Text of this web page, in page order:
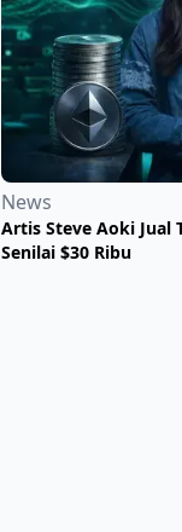
News
Artis Steve Aoki Jual
Senilai $30 Ribu